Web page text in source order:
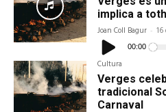
implica a
Joan Coll Bagur -
Reproductor
d'àudio00:00
Cultura
Verges
tradicional
Carnaval